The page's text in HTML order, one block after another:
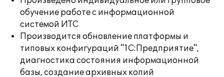
обучение работе с информационной
системой ИТС
Производится обновление платформы и
типовых конфигураций "1С:Предприятие",
диагностика состояния информационной
базы, создание архивных копий